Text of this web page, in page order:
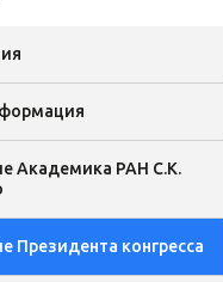
Академика РАН С.К.
Президента конгресса